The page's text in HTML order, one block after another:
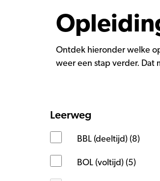
Ontdek hieronder welke
weer een stap verder. Dat
Leerweg
BBL (deeltijd) (8)
BOL (voltijd) (5)